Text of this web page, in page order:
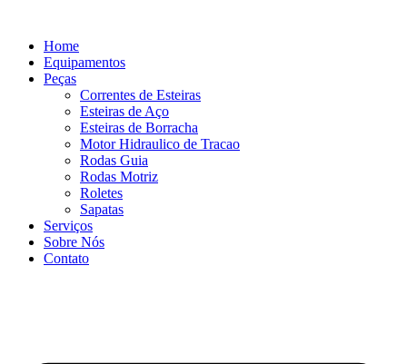
conteúdo
Home
Equipamentos
Peças
Correntes de Esteiras
Esteiras de Aço
Esteiras de Borracha
Motor Hidraulico de Tracao
Rodas Guia
Rodas Motriz
Roletes
Sapatas
Serviços
Sobre Nós
Contato